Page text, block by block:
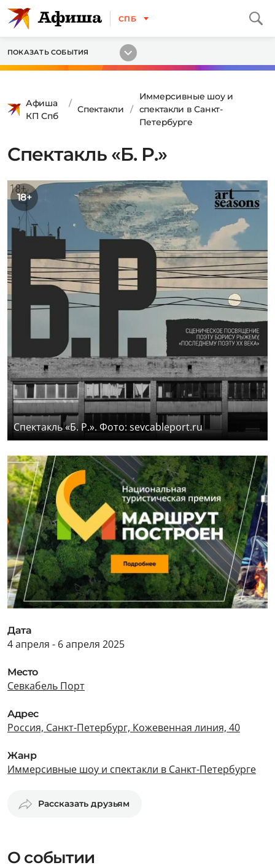
СПБ
ПОКАЗАТЬ СОБЫТИЯ
Афиша
КП Спб
Спектакли
Иммерсивные шоу и
спектакли в Санкт-
Петербурге
Спектакль «Б. Р.»
18+
Спектакль «Б. Р.». Фото: sevcableport.ru
Дата
4 апреля - 6 апреля 2025
Место
Севкабель Порт
Адрес
Россия, Санкт-Петербург, Кожевенная линия, 40
Жанр
Иммерсивные шоу и спектакли в Санкт-Петербурге
Рассказать друзьям
О событии